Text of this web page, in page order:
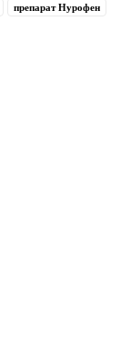
препарат Нурофен